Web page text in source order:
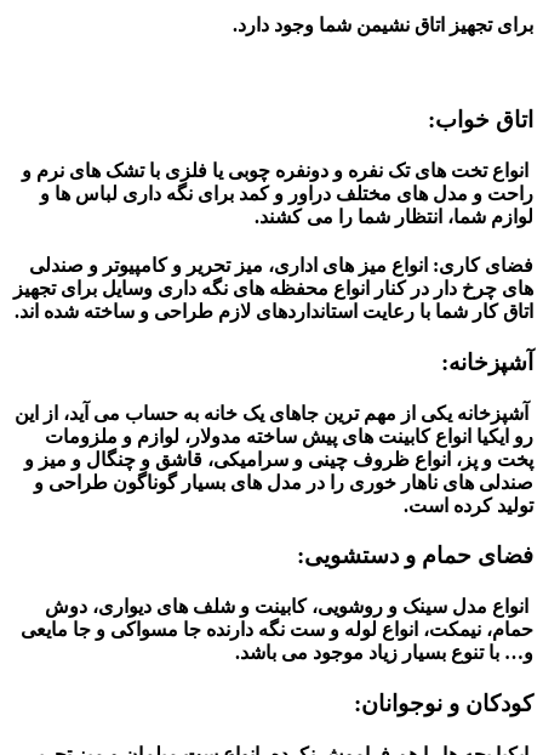
برای تجهیز اتاق نشیمن شما وجود دارد.
اتاق خواب:
انواع تخت های تک نفره و دونفره چوبی یا فلزی با تشک های نرم و
راحت و مدل های مختلف دراور و کمد برای نگه داری لباس ها و
لوازم شما، انتظار شما را می کشند.
فضای کاری: انواع میز های اداری، میز تحریر و کامپیوتر و صندلی
های چرخ دار در کنار انواع محفظه های نگه داری وسایل برای تجهیز
اتاق کار شما با رعایت استانداردهای لازم طراحی و ساخته شده اند.
آشپزخانه:
آشپزخانه یکی از مهم ترین جاهای یک خانه به حساب می آید، از این
رو ایکیا انواع کابینت های پیش ساخته مدولار، لوازم و ملزومات
پخت و پز، انواع ظروف چینی و سرامیکی، قاشق و چنگال و میز و
صندلی های ناهار خوری را در مدل های بسیار گوناگون طراحی و
تولید کرده است.
فضای حمام و دستشویی:
انواع مدل سینک و روشویی، کابینت و شلف های دیواری، دوش
حمام، نیمکت، انواع لوله و ست نگه دارنده جا مسواکی و جا مایعی
و… با تنوع بسیار زیاد موجود می باشد.
کودکان و نوجوانان: